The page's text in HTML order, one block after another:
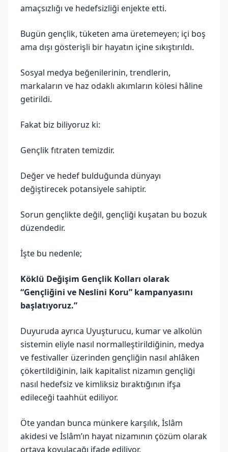
amaçsızlığı ve hedefsizliği enjekte etti.
Bugün gençlik, tüketen ama üretemeyen; içi boş
ama dışı gösterişli bir hayatın içine sıkıştırıldı.
Sosyal medya beğenilerinin, trendlerin,
markaların ve haz odaklı akımların kölesi hâline
getirildi.
Fakat biz biliyoruz ki:
Gençlik fıtraten temizdir.
Değer ve hedef bulduğunda dünyayı
değiştirecek potansiyele sahiptir.
Sorun gençlikte değil, gençliği kuşatan bu bozuk
düzendedir.
İşte bu nedenle;
Köklü Değişim Gençlik Kolları olarak
“Gençliğini ve Neslini Koru” kampanyasını
başlatıyoruz.”
Duyuruda ayrıca Uyuşturucu, kumar ve alkolün
sistemin eliyle nasıl normalleştirildiğinin, medya
ve festivaller üzerinden gençliğin nasıl ahlâken
çökertildiğinin, laik kapitalist nizamın gençliği
nasıl hedefsiz ve kimliksiz bıraktığının ifşa
edileceği taahhüt ediliyor.
Öte yandan bunca münkere karşılık, İslâm
akidesi ve İslâm’ın hayat nizamının çözüm olarak
ortaya koyulacağı ifade ediliyor.